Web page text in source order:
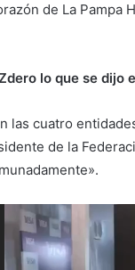
de La Pampa
lo que se dijo
las cuatro
de la